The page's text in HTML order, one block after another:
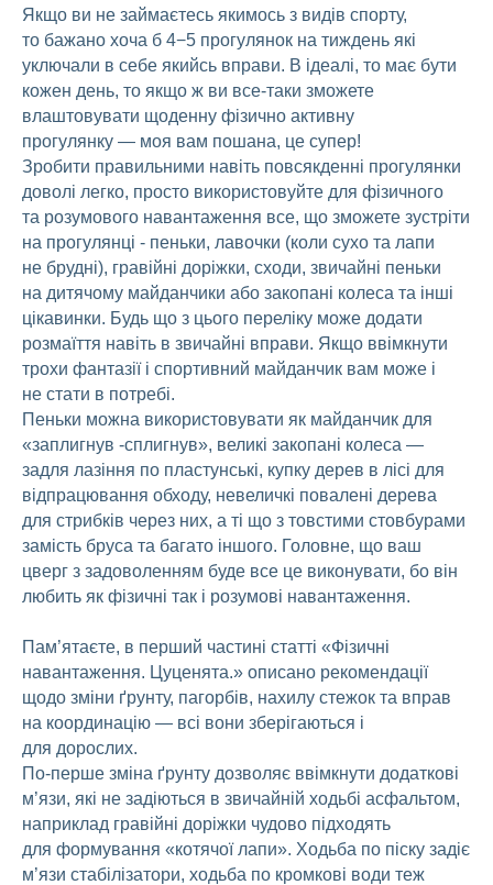
Якщо ви не займаєтесь якимось з видів спорту,
то бажано хоча б 4−5 прогулянок на тиждень які
уключали в себе якийсь вправи. В ідеалі, то має бути
кожен день, то якщо ж ви все-таки зможете
влаштовувати щоденну фізично активну
прогулянку — моя вам пошана, це супер!
Зробити правильними навіть повсякденні прогулянки
доволі легко, просто використовуйте для фізичного
та розумового навантаження все, що зможете зустріти
на прогулянці - пеньки, лавочки (коли сухо та лапи
не брудні), гравійні доріжки, сходи, звичайні пеньки
на дитячому майданчики або закопані колеса та інші
цікавинки. Будь що з цього переліку може додати
розмаїття навіть в звичайні вправи. Якщо ввімкнути
трохи фантазії і спортивний майданчик вам може і
не стати в потребі.
Пеньки можна використовувати як майданчик для
«заплигнув -сплигнув», великі закопані колеса —
задля лазіння по пластунські, купку дерев в лісі для
відпрацювання обходу, невеличкі повалені дерева
для стрибків через них, а ті що з товстими стовбурами
замість бруса та багато іншого. Головне, що ваш
цверг з задоволенням буде все це виконувати, бо він
любить як фізичні так і розумові навантаження.
Пам’ятаєте, в перший частині статті «Фізичні
навантаження. Цуценята.» описано рекомендації
щодо зміни ґрунту, пагорбів, нахилу стежок та вправ
на координацію — всі вони зберігаються і
для дорослих.
По-перше зміна ґрунту дозволяє ввімкнути додаткові
м’язи, які не задіються в звичайній ходьбі асфальтом,
наприклад гравійні доріжки чудово підходять
для формування «котячої лапи». Ходьба по піску задіє
м’язи стабілізатори, ходьба по кромкові води теж